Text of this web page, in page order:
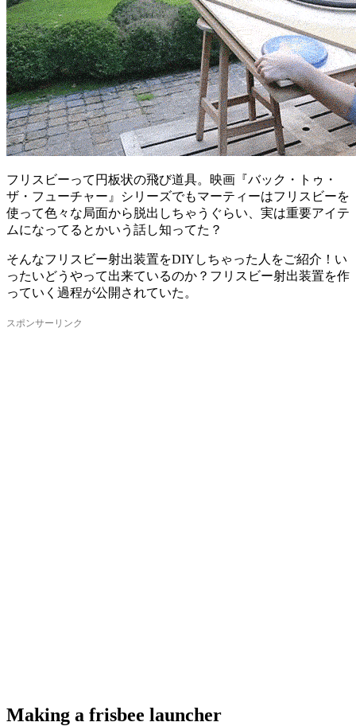
フリスビーって円板状の飛び道具。映画『バック・トゥ・
ザ・フューチャー』シリーズでもマーティーはフリスビーを
使って色々な局面から脱出しちゃうぐらい、実は重要アイテ
ムになってるとかいう話し知ってた？
そんなフリスビー射出装置をDIYしちゃった人をご紹介！い
ったいどうやって出来ているのか？フリスビー射出装置を作
っていく過程が公開されていた。
Making a frisbee launcher